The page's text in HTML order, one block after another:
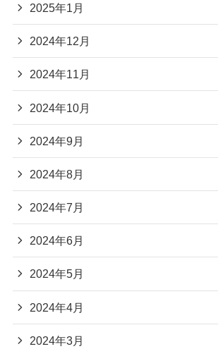
2025年1月
2024年12月
2024年11月
2024年10月
2024年9月
2024年8月
2024年7月
2024年6月
2024年5月
2024年4月
2024年3月